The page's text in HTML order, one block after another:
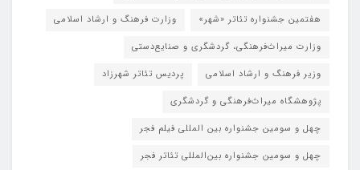
هفتمین جشنواره تئاتر «شهر»
وزارت فرهنگ و ارشاد اسلامی
وزارت میراث‌فرهنگی، گردشگری و صنایع‌دستی
وزیر فرهنگ و ارشاد اسلامی
پردیس تئاتر شهرزاد
پژوهشگاه میراث‌فرهنگی و گردشگری
چهل و سومین جشنواره بین المللی فیلم فجر
چهل و سومین جشنواره بین‌المللی تئاتر فجر